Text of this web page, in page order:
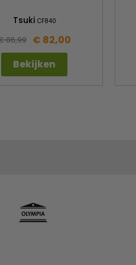
Tsuki CF840
86,99 € 82,00
Bekijken